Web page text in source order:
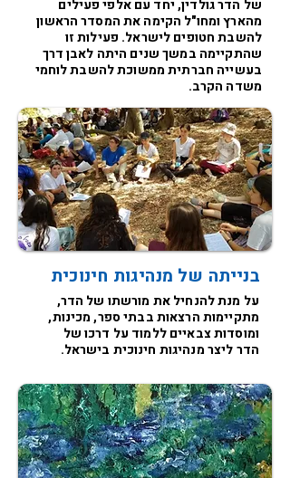
של הדר גולדין, יחד עם אלפי פעילים
מהארץ ומחו"ל הקימה את המסדר הראשון
להשבת חטופים לישראל. פעילות זו
שהתקיימה במשך שנים היתה לאבן דרך
בעשייה חברתית ממשוכת להשבת לוחמי
משדה הקרב.
בנייתה של מנהיגות חינוכית
על מנת להנחיל את מורשתו של הדר,
מתקיימות הרצאות בבתי ספר, מכינות,
ומוסדות צבאיים ללמוד על דרכו של
הדר ליצר מנהיגות חינוכית בישראל.